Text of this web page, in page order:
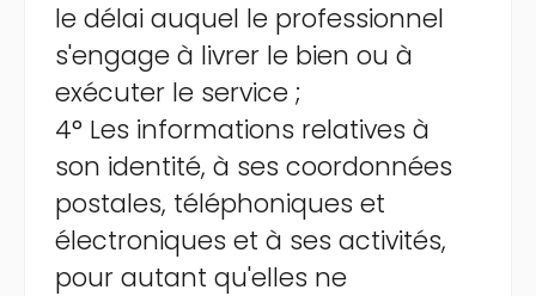
le délai auquel le professionnel
s'engage à livrer le bien ou à
exécuter le service ;
4° Les informations relatives à
son identité, à ses coordonnées
postales, téléphoniques et
électroniques et à ses activités,
pour autant qu'elles ne